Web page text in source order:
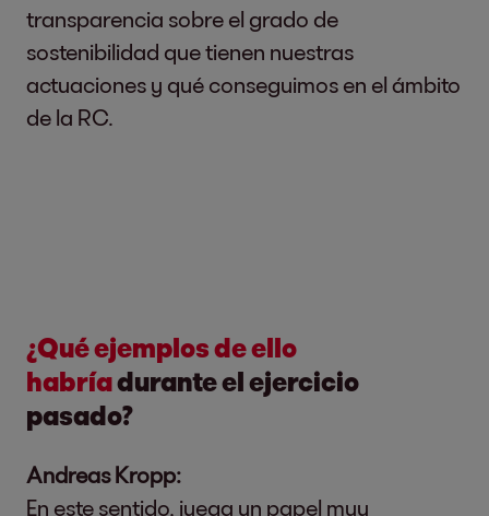
transparencia sobre el grado de
sostenibilidad que tienen nuestras
actuaciones y qué conseguimos en el ámbito
de la RC.
¿Qué ejemplos de ello
habríadurante el ejercicio
pasado?
Andreas Kropp:
En este sentido, juega un papel muy